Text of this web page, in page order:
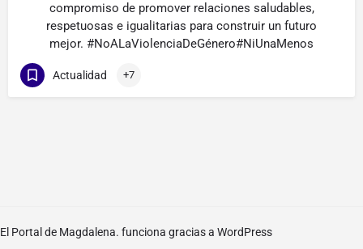
compromiso de promover relaciones saludables,
respetuosas e igualitarias para construir un futuro
mejor. #NoALaViolenciaDeGénero#NiUnaMenos
Actualidad +7
El Portal de Magdalena. funciona gracias a WordPress